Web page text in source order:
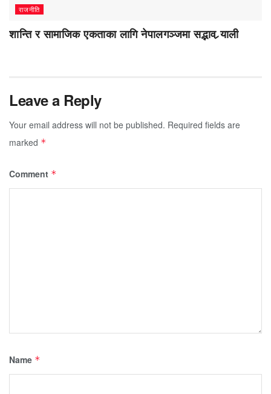
राजनीति
शान्ति र सामाजिक एकताका लागि नेपालगञ्जमा सद्भाव र्‍याली
Leave a Reply
Your email address will not be published. Required fields are
marked *
Comment *
Name *